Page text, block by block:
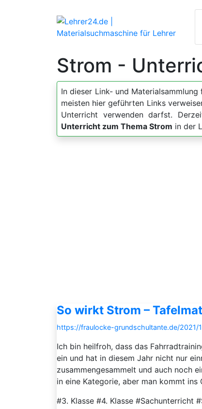
Strom -
In dieser Link- und
meisten hier geführten Links
Unterricht verwenden darfst.
Unterricht zum Thema Strom in der
So wirkt Strom –
https://fraulocke-grundschultante.de/
Ich bin heilfroh, dass das
ein und hat in diesem Jahr nicht nur
zusammengesammelt und auch noch
in eine Kategorie, aber man kommt ins
#3. Klasse #4. Klasse #Sachunterricht